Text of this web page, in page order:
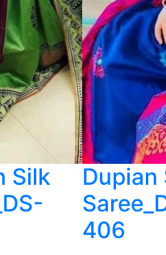
Silk
Dupian
406